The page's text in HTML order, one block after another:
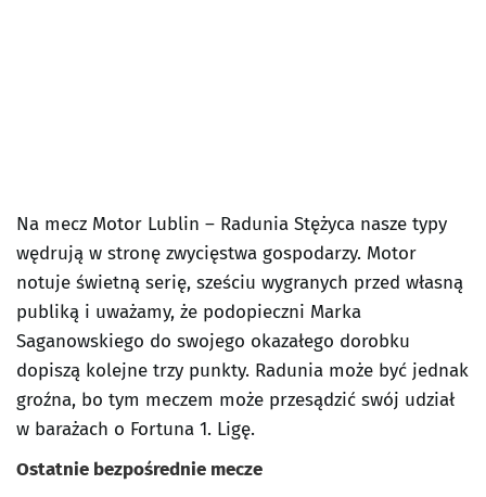
Na mecz Motor Lublin – Radunia Stężyca nasze typy
wędrują w stronę zwycięstwa gospodarzy. Motor
notuje świetną serię, sześciu wygranych przed własną
publiką i uważamy, że podopieczni Marka
Saganowskiego do swojego okazałego dorobku
dopiszą kolejne trzy punkty. Radunia może być jednak
groźna, bo tym meczem może przesądzić swój udział
w barażach o Fortuna 1. Ligę.
Ostatnie bezpośrednie mecze